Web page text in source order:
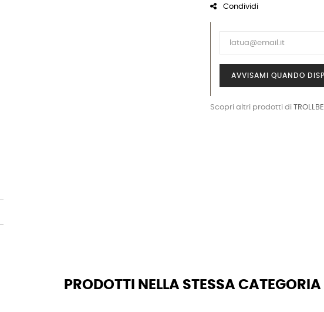
Condividi
AVVISAMI QUANDO
Scopri altri prodotti di
PRODOTTI NELLA STESSA CATEGORIA